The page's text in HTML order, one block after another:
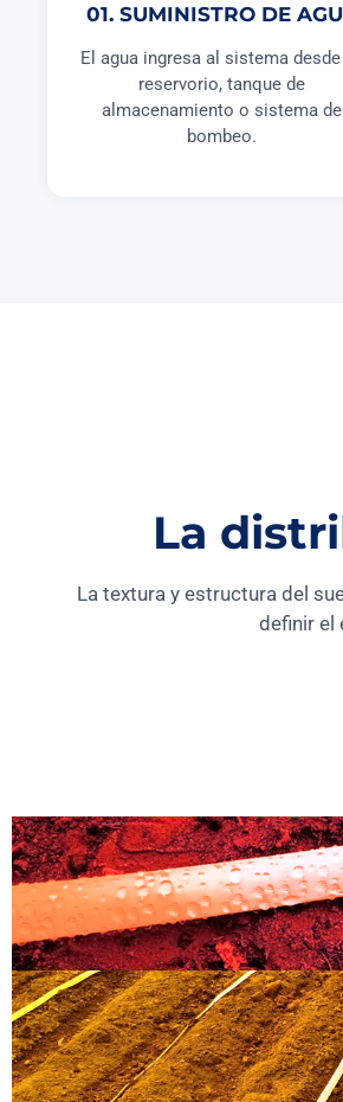
01. SUMINISTRO DE
El agua ingresa al sistema
reservorio, tanque de
almacenamiento o sistema de
bombeo.
La
La textura y estructura del
definir el